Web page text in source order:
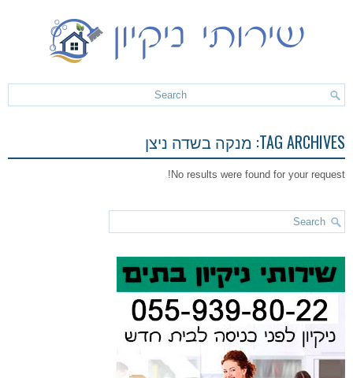
TAG ARCHIVES: מנקה בשדה ניצן
No results were found for your request!